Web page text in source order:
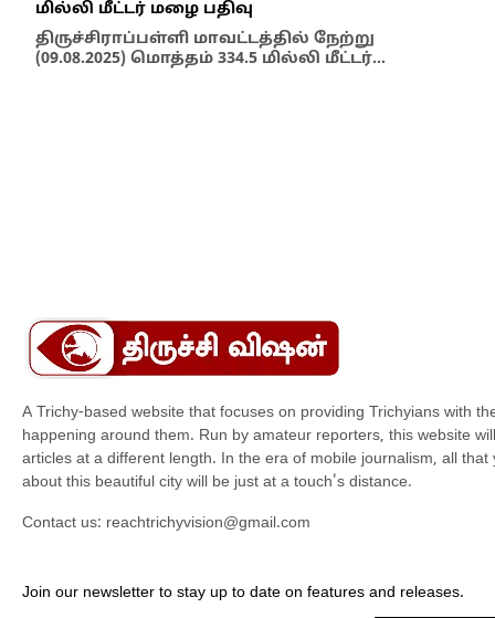
மில்லி மீட்டர் மழை பதிவு
திருச்சிராப்பள்ளி மாவட்டத்தில் நேற்று
(09.08.2025) மொத்தம் 334.5 மில்லி மீட்டர்…
A Trichy-based website that focuses on providing Trichyians with
happening around them. Run by amateur reporters, this website
articles at a different length. In the era of mobile journalism, all that
about this beautiful city will be just at a touch's distance.
Contact us: reachtrichyvision@gmail.com
Join our newsletter to stay up to date on features and releases.